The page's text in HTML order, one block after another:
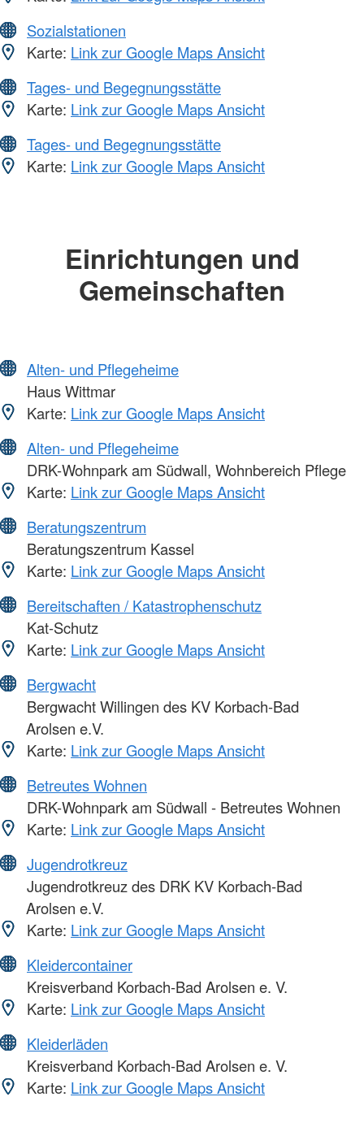
Sozialstationen
Karte: Link zur Google Maps Ansicht
Tages- und Begegnungsstätte
Karte: Link zur Google Maps Ansicht
Tages- und Begegnungsstätte
Karte: Link zur Google Maps Ansicht
Einrichtungen und
Gemeinschaften
Alten- und Pflegeheime
Haus Wittmar
Karte: Link zur Google Maps Ansicht
Alten- und Pflegeheime
DRK-Wohnpark am Südwall, Wohnbereich Pflege
Karte: Link zur Google Maps Ansicht
Beratungszentrum
Beratungszentrum Kassel
Karte: Link zur Google Maps Ansicht
Bereitschaften / Katastrophenschutz
Kat-Schutz
Karte: Link zur Google Maps Ansicht
Bergwacht
Bergwacht Willingen des KV Korbach-Bad
Arolsen e.V.
Karte: Link zur Google Maps Ansicht
Betreutes Wohnen
DRK-Wohnpark am Südwall - Betreutes Wohnen
Karte: Link zur Google Maps Ansicht
Jugendrotkreuz
Jugendrotkreuz des DRK KV Korbach-Bad
Arolsen e.V.
Karte: Link zur Google Maps Ansicht
Kleidercontainer
Kreisverband Korbach-Bad Arolsen e. V.
Karte: Link zur Google Maps Ansicht
Kleiderläden
Kreisverband Korbach-Bad Arolsen e. V.
Karte: Link zur Google Maps Ansicht